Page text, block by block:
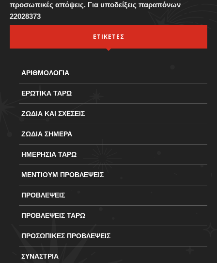
προσωπικές απόψεις. Για υποδείξεις παραπόνων
22028373
ΕΤΙΚΕΤΕΣ
ΑΡΙΘΜΟΛΟΓΙΑ
ΕΡΩΤΙΚΑ ΤΑΡΩ
ΖΩΔΙΑ ΚΑΙ ΣΧΕΣΕΙΣ
ΖΩΔΙΑ ΣΗΜΕΡΑ
ΗΜΕΡΗΣΙΑ ΤΑΡΩ
ΜΕΝΤΙΟΥΜ ΠΡΟΒΛΕΨΕΙΣ
ΠΡΟΒΛΕΨΕΙΣ
ΠΡΟΒΛΕΨΕΙΣ ΤΑΡΩ
ΠΡΟΣΩΠΙΚΕΣ ΠΡΟΒΛΕΨΕΙΣ
ΣΥΝΑΣΤΡΙΑ